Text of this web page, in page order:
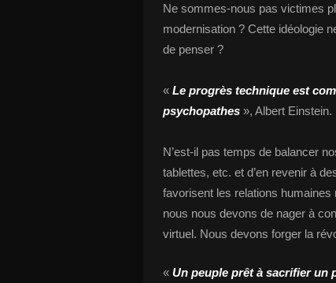
Ne sommes-nous pas victimes
modernisation ? Cette idéologie
de penser ?
« Le progrès technique est
psychopathes », Albert Einstein.
N’est-il pas temps de balancer
tablettes, etc. et d’en revenir à
favorisent les relations
nous nous devons de nager à
virtuel. Nous devons forger la
« Un peuple prêt à sacrifier un